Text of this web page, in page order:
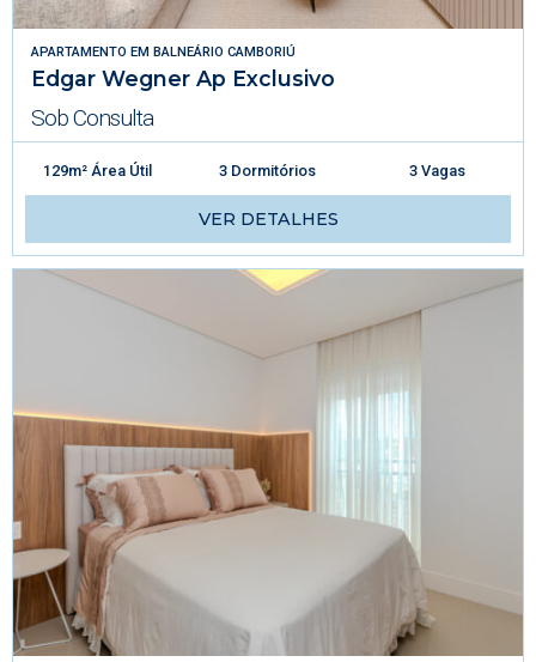
APARTAMENTO EM BALNEÁRIO CAMBORIÚ
Edgar Wegner Ap Exclusivo
Sob Consulta
129m² Área Útil 3 Dormitórios 3 Vagas
VER DETALHES